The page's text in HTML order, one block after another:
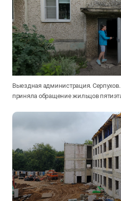
Выездная администрация.
приняла обращение жильцов